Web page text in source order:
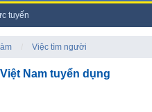
tuyến
Việc tìm người
Nam tuyển dụng